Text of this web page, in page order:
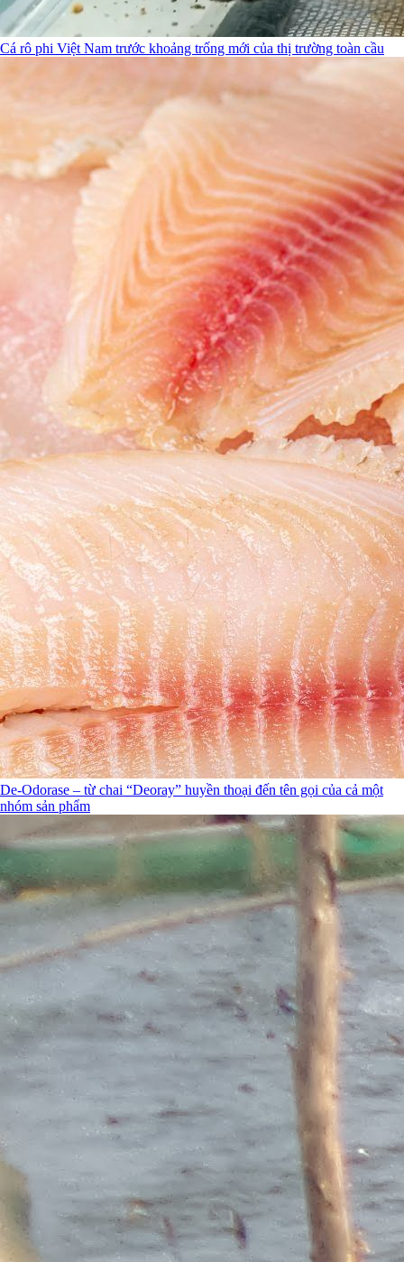
Cá rô phi Việt Nam trước khoảng trống mới của thị trường toàn cầu
De-Odorase – từ chai “Deoray” huyền thoại đến tên gọi của cả một
nhóm sản phẩm